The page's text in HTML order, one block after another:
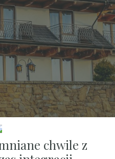
chwile z